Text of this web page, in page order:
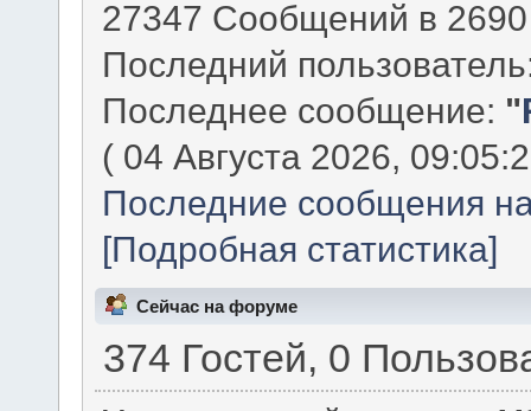
27347 Сообщений в
Последний
Последнее сообщение: "
( 04 Августа 2026,
Последние сообщения
[Подробная статистика]
Сейчас на форуме
374 Гостей, 0